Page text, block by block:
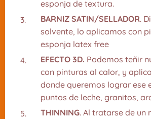
esponja de textura.
BARNIZ SATIN/SELLADOR.
solvente, lo aplicamos con
esponja latex free
EFECTO 3D. Podemos teñir
con pinturas al calor, y
donde queremos lograr ese
puntos de leche, granitos,
THINNING. Al tratarse de un